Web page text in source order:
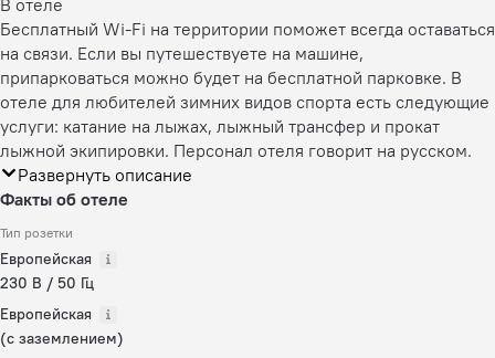
В отеле
Бесплатный Wi-Fi на территории поможет всегда оставаться
на связи. Если вы путешествуете на машине,
припарковаться можно будет на бесплатной парковке. В
отеле для любителей зимних видов спорта есть следующие
услуги: катание на лыжах, лыжный трансфер и прокат
лыжной экипировки. Персонал отеля говорит на русском.
Развернуть описание
Факты об отеле
Тип розетки
Европейская
230 В / 50 Гц
Европейская
(с заземлением)